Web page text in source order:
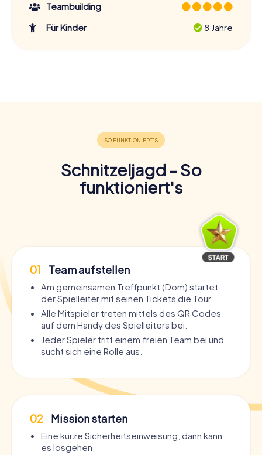
Teambuilding
Für Kinder
8 Jahre
Schnitzeljagd - So
funktioniert's
01 Team aufstellen
Am gemeinsamen Treffpunkt (Dom) startet
der Spielleiter mit seinen Tickets die Tour.
Alle Mitspieler treten mittels des QR Codes
auf dem Handy des Spielleiters bei.
Jeder Spieler tritt einem freien Team bei und
sucht sich eine Rolle aus.
02 Mission starten
Eine kurze Sicherheitseinweisung, dann kann
es losgehen.